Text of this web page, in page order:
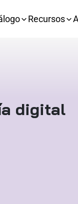
Recursos
digital